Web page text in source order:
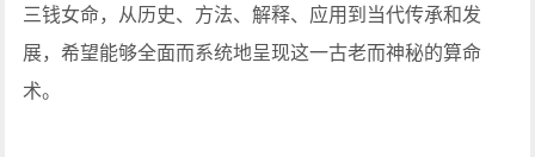
三钱女命，从历史、方法、解释、应用到当代传承和发
展，希望能够全面而系统地呈现这一古老而神秘的算命
术。